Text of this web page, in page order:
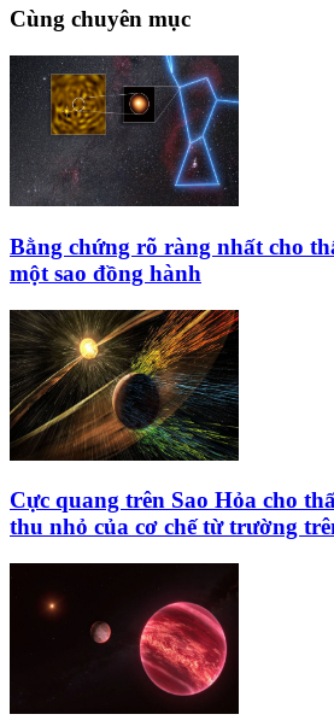
Cùng chuyên mục
Bằng chứng rõ ràng nhất cho
một sao đồng hành
Cực quang trên Sao Hỏa cho
thu nhỏ của cơ chế từ trường